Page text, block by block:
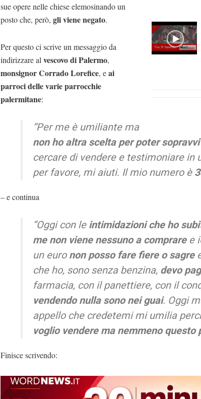
sue opere nelle chiese elemosinando un
posto che, però, gli viene negato.
Per questo ci scrive un messaggio da
indirizzare alvescovo di Palermo,
monsignor Corrado Lorefice, eai
parroci delle varie parrocchie
palermitane:
“Per me è umiliante ma
non ho altra scelta per poter
cercare di vendere e testimoniare in
per favore, mi aiuti. Il mio numero è
– e continua
“Oggi con leintimidazioni che ho
me non viene nessuno a compraree
un euronon posso fare fiere o sagre
che ho, sono senza benzina, devo
farmacia, con il panettiere, con il
vendendo nulla sono nei guai. Oggi
appello che credetemi mi umilia
voglio vendere ma nemmeno questo
Finisce scrivendo: